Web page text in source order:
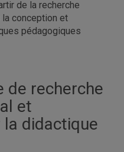
de la recherche
conception et
pédagogiques
de recherche
et
didactique